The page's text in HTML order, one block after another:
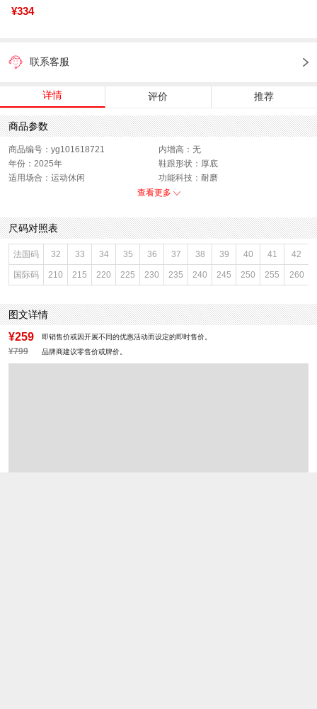
¥334
联系客服
详情 评价 推荐
商品参数
商品编号：yg101618721
内增高：无
年份：2025年
鞋跟形状：厚底
适用场合：运动休闲
功能科技：耐磨
销售季：2025年春季
鞋帮：低帮
鞋底材质：橡胶底
参考鞋宽(女)：10CM
色系：卡其
鞋类流行款式：休闲鞋
流行元素：纯色
参考标准尺码：36码
厂家地址：广东省深圳市
闭合方式：系带
前掌高度：2CM
鞋垫材质：织物面料
执行标准：舒适上班鞋Q/LR001-2023
风格分类：德训鞋
鞋头款式：圆头
鞋面材质：牛剖层皮革,复合材料,织物
面料
鞋面图案：纯色
制鞋工艺：胶贴皮鞋
跟高数值：3CM
查看更多
尺码对照表
法国码 32 33 34 35 36 37 38 39 40 41 42
国际码 210 215 220 225 230 235 240 245 250 255 260
图文详情
¥259 即销售价或因开展不同的优惠活动而设定的即时售价。
¥799 品牌商建议零售价或牌价。